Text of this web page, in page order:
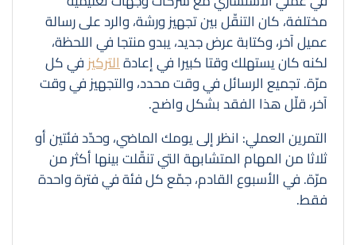
مختلفة، كان التنقّل بين تجهيز ورشة، والرد على رسالة
عميل آخر، وكتابة عرض جديد، يبدو منتجا في اللحظة،
لكنه كان يستهلك وقتا كبيرا في إعادةالتركيزفي كل
مرّة. تجميع الرسائل في وقت محدد، والتجهيز في وقت
آخر، قلّل هذا الفقد بشكل واضح.
التمرين العملي: انظر إلى يومك الماضي، وحدّد فئتين أو
ثلاثا من المهام المتشابهة التي تنقّلت بينها أكثر من
مرّة. في الأسبوع القادم، جمّع كل فئة في فترة واحدة
فقط.